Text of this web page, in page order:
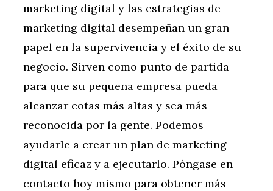
marketing digital y las estrategias de
marketing digital desempeñan un gran
papel en la supervivencia y el éxito de su
negocio. Sirven como punto de partida
para que su pequeña empresa pueda
alcanzar cotas más altas y sea más
reconocida por la gente. Podemos
ayudarle a crear un plan de marketing
digital eficaz y a ejecutarlo. Póngase en
contacto hoy mismo para obtener más